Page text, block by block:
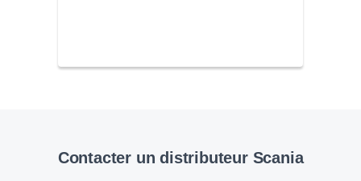
Contacter un distributeur Scania